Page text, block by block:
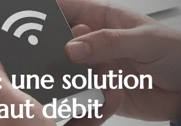
une solution
débit